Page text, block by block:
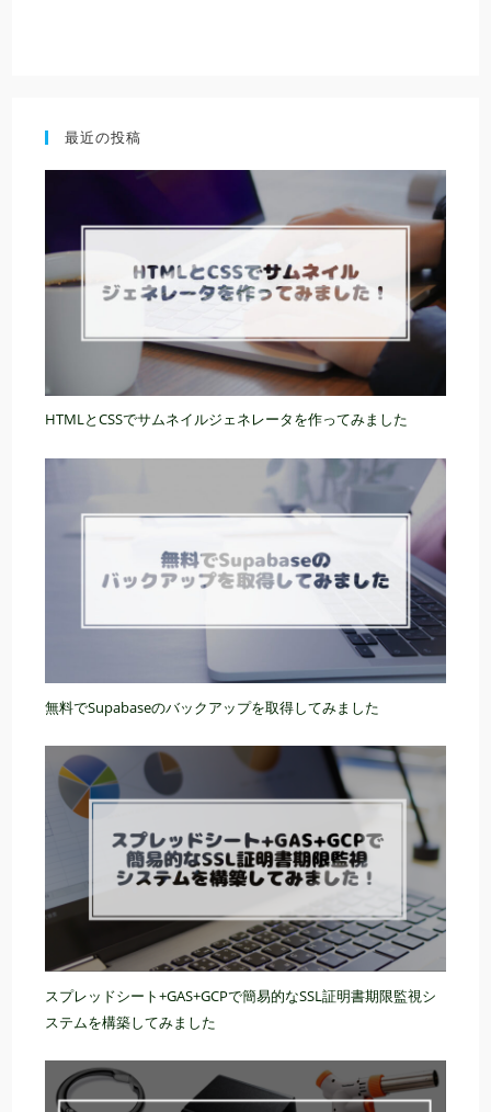
最近の投稿
HTMLとCSSでサムネイルジェネレータを作ってみました
無料でSupabaseのバックアップを取得してみました
スプレッドシート+GAS+GCPで簡易的なSSL証明書期限監視シ
ステムを構築してみました